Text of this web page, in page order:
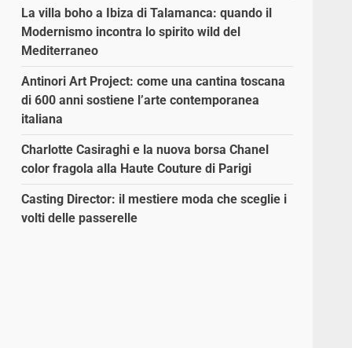
La villa boho a Ibiza di Talamanca: quando il
Modernismo incontra lo spirito wild del
Mediterraneo
Antinori Art Project: come una cantina toscana
di 600 anni sostiene l’arte contemporanea
italiana
Charlotte Casiraghi e la nuova borsa Chanel
color fragola alla Haute Couture di Parigi
Casting Director: il mestiere moda che sceglie i
volti delle passerelle